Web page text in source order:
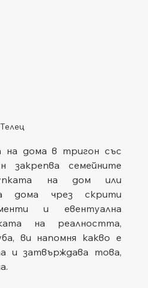
Телец
на дома в тригон със
семейните
на дом или
дома чрез скрити
и евентуална
на реалността,
ви напомня какво е
и затвърждава това,